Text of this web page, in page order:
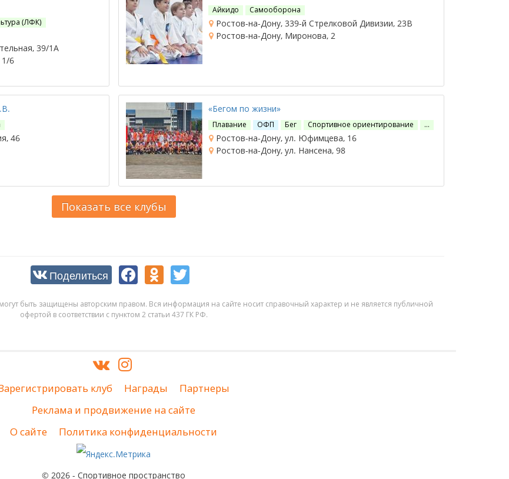
(ЛФК)
39/1А
1/6
Айкидо Самооборона
Ростов-на-Дону, 339-й Стрелковой Дивизии, 23В
Ростов-на-Дону, Миронова, 2
46
«Бегом по жизни»
Плавание ОФП Бег Спортивное ориентирование …
Ростов-на-Дону, ул. Юфимцева, 16
Ростов-на-Дону, ул. Нансена, 98
Показать все клубы
Поделиться
быть защищены авторским правом. Вся информация на сайте носит справочный характер и не является публичной
офертой в соответствии с пунктом 2 статьи 437 ГК РФ.
клуб Награды
Партнеры
Реклама и продвижение на сайте
О сайте
Политика конфиденциальности
© 2026 - Спортивное пространство